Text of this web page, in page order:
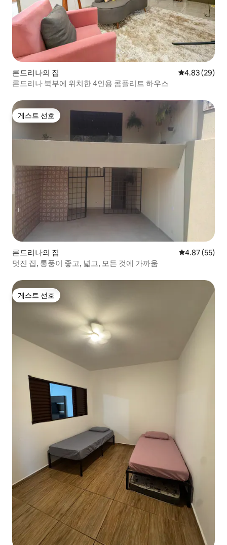
론드리나의 집 평점 4.83점(5
4.83 (29)
론드리나 북부에 위치한 4인용 콤플리트 하우스
게스트 선호
게스트 선호
론드리나의 집 평점 4.87점(5
4.87 (55)
멋진 집, 통풍이 좋고, 넓고, 모든 것에 가까움
게스트 선호
게스트 선호